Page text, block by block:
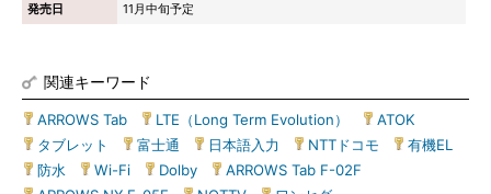
発売日
11月中旬予定
関連キーワード
ARROWS Tab LTE（Long Term Evolution） ATOK
タブレット
富士通 日本語入力 NTTドコモ 有機EL
防水
Wi-Fi Dolby ARROWS Tab F-02F